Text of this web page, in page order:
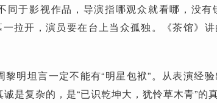
同于影视作品，导演指哪观众就看哪，没
拉开，演员要在台上当众孤独。《茶馆》
黎明坦言一定不能有“明星包袱”。从表演经
是复杂的，是“已识乾坤大，犹怜草木青”的真